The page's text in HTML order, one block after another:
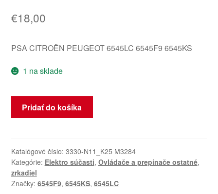
€18,00
PSA CITROËN PEUGEOT 6545LC 6545F9 6545KS
1 na sklade
množstvo
Ovládač
Citroën
Peugeot
6545F9
Pridať do košíka
Katalógové číslo: 3330-N11_K25 M3284
Kategórie: Elektro súčasti, Ovládače a prepínače ostatné,
zrkadiel
Značky: 6545F9, 6545KS, 6545LC